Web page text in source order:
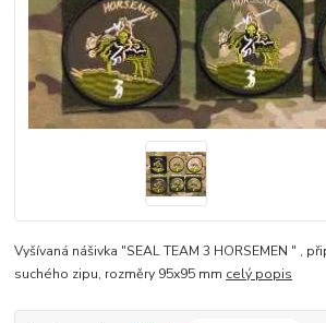
Vyšívaná nášivka "SEAL TEAM 3 HORSEMEN " ,
suchého zipu, rozměry 95x95 mm celý popis